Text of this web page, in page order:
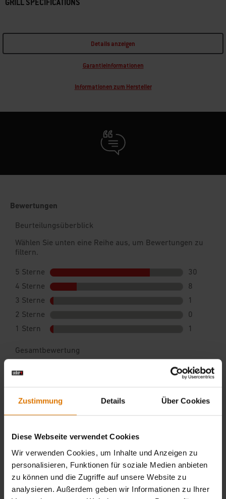
Zustimmung Details Über Cookies
Diese Webseite verwendet Cookies
Wir verwenden Cookies, um Inhalte und Anzeigen zu
personalisieren, Funktionen für soziale Medien anbieten
zu können und die Zugriffe auf unsere Website zu
analysieren. Außerdem geben wir Informationen zu Ihrer
GRILL SPECIFICATIONS
Details anzeigen
Garantieinformationen
Informationen zum Hersteller